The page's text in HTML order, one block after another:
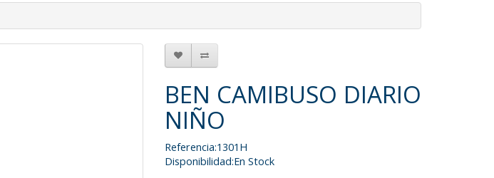
BEN CAMIBUSO DIARIO
NIÑO
Referencia:1301H
Disponibilidad:En Stock